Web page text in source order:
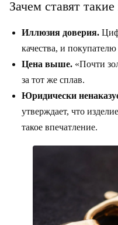
Зачем ставят
Иллюзия доверия.
качества, и
Цена выше.«Почти
за тот же сплав.
Юридически
утверждает, что
такое впечатление.